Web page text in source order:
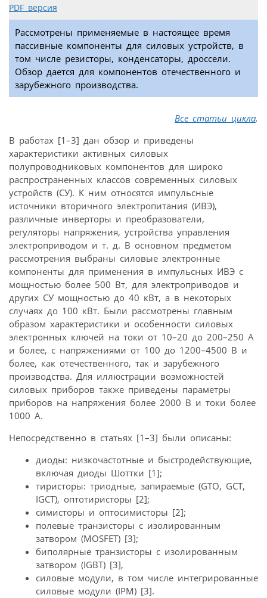
PDF версия
Рассмотрены применяемые в настоящее время
пассивные компоненты для силовых устройств, в
том числе резисторы, конденсаторы, дроссели.
Обзор дается для компонентов отечественного и
зарубежного производства.
Все статьи цикла.
В работах [1–3] дан обзор и приведены
характеристики активных силовых
полупроводниковых компонентов для широко
распространенных классов современных силовых
устройств (СУ). К ним относятся импульсные
источники вторичного электропитания (ИВЭ),
различные инверторы и преобразователи,
регуляторы напряжения, устройства управления
электроприводом и т. д. В основном предметом
рассмотрения выбраны силовые электронные
компоненты для применения в импульсных ИВЭ с
мощностью более 500 Вт, для электроприводов и
других СУ мощностью до 40 кВт, а в некоторых
случаях до 100 кВт. Были рассмотрены главным
образом характеристики и особенности силовых
электронных ключей на токи от 10–20 до 200–250 А
и более, с напряжениями от 100 до 1200–4500 В и
более, как отечественного, так и зарубежного
производства. Для иллюстрации возможностей
силовых приборов также приведены параметры
приборов на напряжения более 2000 В и токи более
1000 А.
Непосредственно в статьях [1–3] были описаны:
диоды: низкочастотные и быстродействующие,
включая диоды Шоттки [1];
тиристоры: триодные, запираемые (GTO, GCT,
IGCT), оптотиристоры [2];
симисторы и оптосимисторы [2];
полевые транзисторы с изолированным
затвором (MOSFET) [3];
биполярные транзисторы с изолированным
затвором (IGBT) [3],
силовые модули, в том числе интегрированные
силовые модули (IPM) [3].